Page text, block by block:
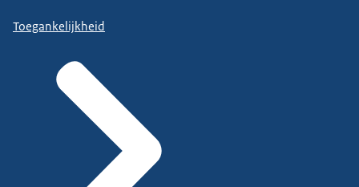
Toegankelijkheid